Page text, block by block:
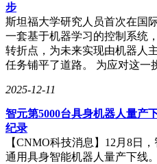
步
斯坦福大学研究人员首次在国
一套基于机器学习的控制系统
转折点，为未来实现由机器人
任务铺平了道路。 为应对这
2025-12-11
智元第5000台具身机器人量产
纪录
【CNMO科技消息】12月8日
通用具身智能机器人量产下线